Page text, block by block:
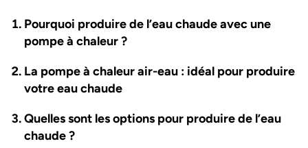
Pourquoi produire de l’eau chaude avec une
pompe à chaleur ?
La pompe à chaleur air-eau : idéal pour produire
votre eau chaude
Quelles sont les options pour produire de l’eau
chaude ?